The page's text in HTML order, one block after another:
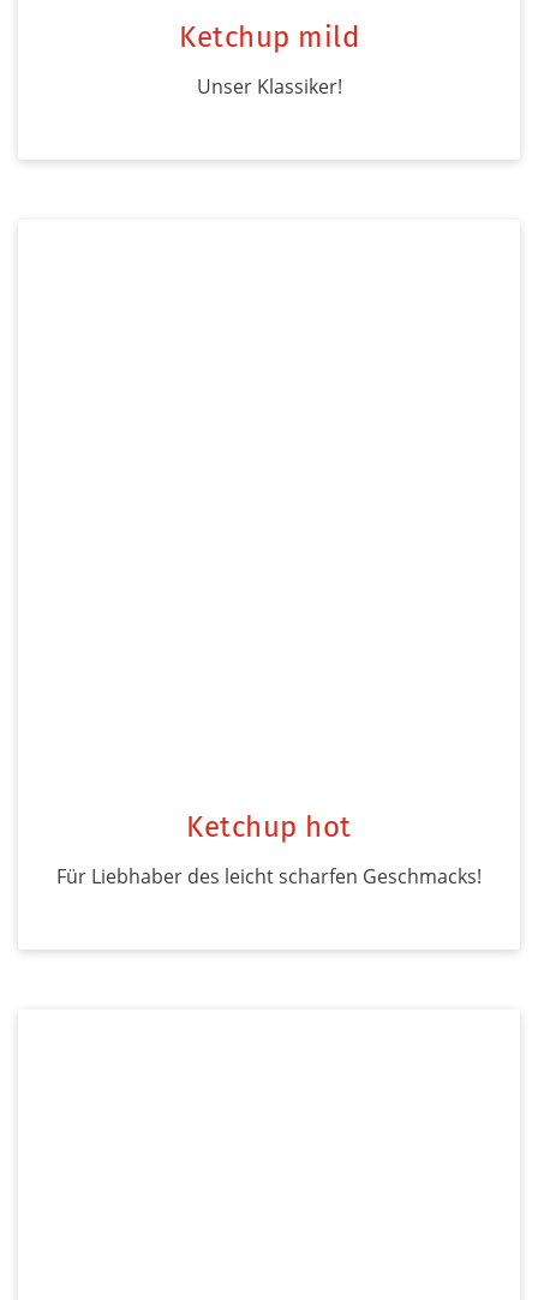
Ketchup mild
Unser Klassiker!
Ketchup hot
Für Liebhaber des leicht scharfen Geschmacks!